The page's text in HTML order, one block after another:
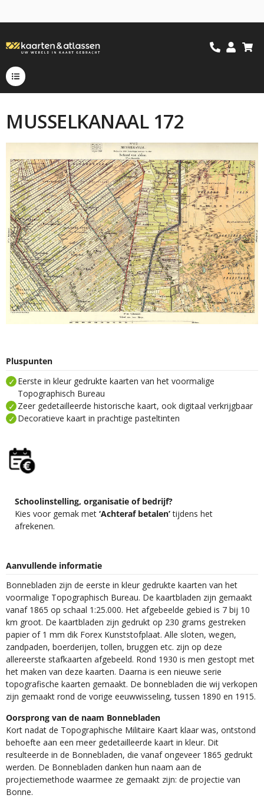
MUSSELKANAAL 172
Pluspunten
Eerste in kleur gedrukte kaarten van het voormalige
Topographisch Bureau
Zeer gedetailleerde historische kaart, ook digitaal verkrijgbaar
Decoratieve kaart in prachtige pasteltinten
Schoolinstelling, organisatie of bedrijf?
Kies voor gemak met ‘Achteraf betalen’tijdens het
afrekenen.
Aanvullende informatie
Bonnebladen zijn de eerste in kleur gedrukte kaarten van het
voormalige Topographisch Bureau. De kaartbladen zijn gemaakt
vanaf 1865 op schaal 1:25.000. Het afgebeelde gebied is 7 bij 10
km groot. De kaartbladen zijn gedrukt op 230 grams gestreken
papier of 1 mm dik Forex Kunststofplaat. Alle sloten, wegen,
zandpaden, boerderijen, tollen, bruggen etc. zijn op deze
allereerste stafkaarten afgebeeld. Rond 1930 is men gestopt met
het maken van deze kaarten. Daarna is een nieuwe serie
topografische kaarten gemaakt. De bonnebladen die wij verkopen
zijn gemaakt rond de vorige eeuwwisseling, tussen 1890 en 1915.
Oorsprong van de naam Bonnebladen
Kort nadat de Topographische Militaire Kaart klaar was, ontstond
behoefte aan een meer gedetailleerde kaart in kleur. Dit
resulteerde in de Bonnebladen, die vanaf ongeveer 1865 gedrukt
werden. De Bonnebladen danken hun naam aan de
projectiemethode waarmee ze gemaakt zijn: de projectie van
Bonne.